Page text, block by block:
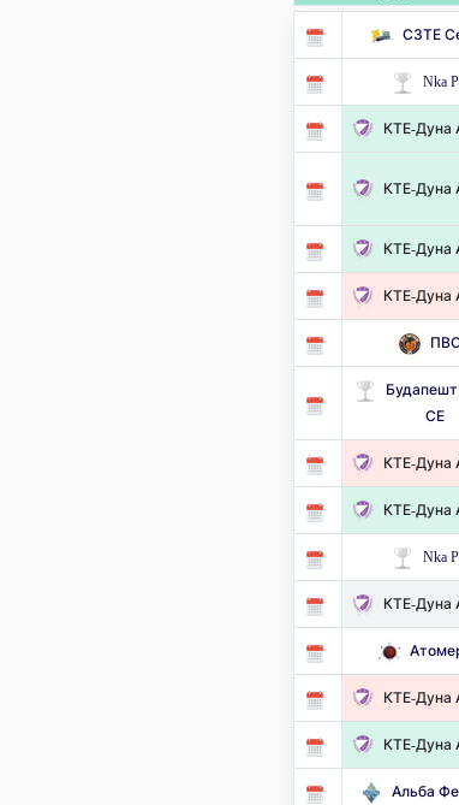
СЗТЕ
Nka
КТЕ-Дуна
КТЕ-Дуна
КТЕ-Дуна
КТЕ-Дуна
СЕ
КТЕ-Дуна
КТЕ-Дуна
Nka
КТЕ-Дуна
КТЕ-Дуна
КТЕ-Дуна
Альба